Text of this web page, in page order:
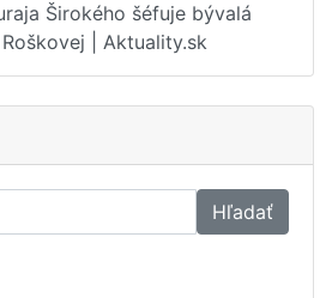
Širokého šéfuje bývalá
| Aktuality.sk